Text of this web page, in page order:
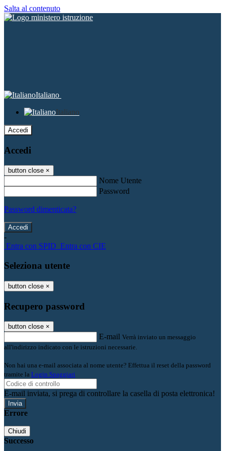
Salta al contenuto
Italiano
Italiano
Accedi
Accedi
button close ×
Nome Utente
Password
Password dimenticata?
-
Entra con SPID Entra con CIE
Seleziona utente
button close ×
Recupero password
button close ×
E-mail Verrà inviato un messaggio
all'indirizzo indicato con le istruzioni necessarie.
Non hai una e-mail associata al nome utente? Effettua il reset della password
tramite la Login Spaggiari
E-mail inviata, si prega di controllare la casella di posta elettronica!
Errore
Chiudi
Successo